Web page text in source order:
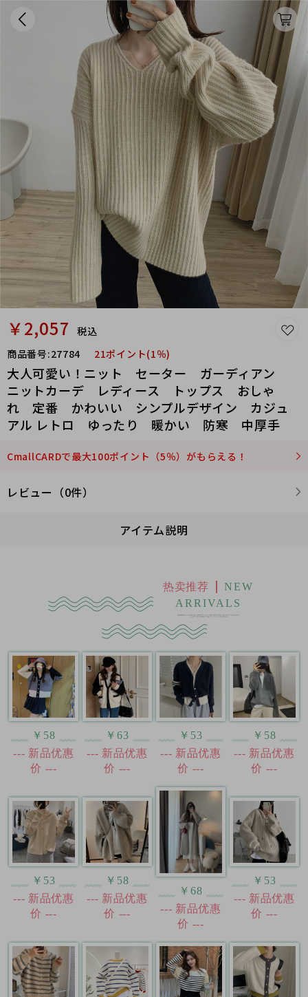
￥2,057
税込
商品番号:27784 21ポイント(1％)
大人可愛い！ニット セーター ガーディアン
ニットカーデ レディース トップス おしゃ
れ 定番 かわいい シンプルデザイン カジュ
アル レトロ ゆったり 暖かい 防寒 中厚手
CmallCARDで最大100ポイント（5％）がもらえる！
レビュー（0件）
アイテム説明
热卖推荐
NEW
ARRIVALS
￥58
--- 新品优惠
价 ---
￥63
--- 新品优惠
价 ---
￥53
--- 新品优惠
价 ---
￥58
--- 新品优惠
价 ---
￥53
--- 新品优惠
价 ---
￥58
--- 新品优惠
价 ---
￥68
--- 新品优惠
价 ---
￥53
--- 新品优惠
价 ---